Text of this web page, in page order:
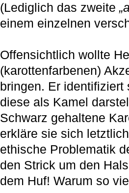
(Lediglich das zweite
einem einzelnen
Offensichtlich wollte
(karottenfarbenen)
bringen. Er
diese als Kamel
Schwarz gehaltene
erkläre sie sich
ethische Problematik
den Strick um den
dem Huf! Warum so